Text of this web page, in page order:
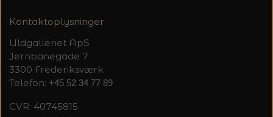
Kontaktoplysninger
Uldgalleriet ApS
Jernbanegade 7
3300 Frederiksværk
Telefon: +45 52 34 77 89
CVR: 40745815